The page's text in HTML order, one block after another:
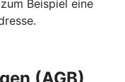
Beispiel eine
(AGB)